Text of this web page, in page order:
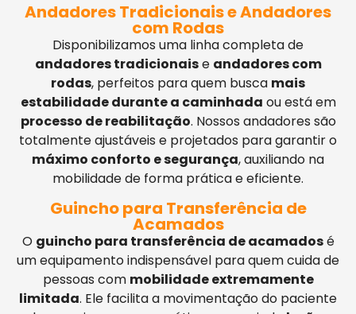
Andadores Tradicionais e Andadores
com Rodas
Disponibilizamos uma linha completa de
andadores tradicionaise andadores com
rodas, perfeitos para quem busca mais
estabilidade durante a caminhada ou está em
processo de reabilitação. Nossos andadores são
totalmente ajustáveis e projetados para garantir o
máximo conforto e segurança, auxiliando na
mobilidade de forma prática e eficiente.
Guincho para Transferência de
Acamados
O guincho para transferência de acamadosé
um equipamento indispensável para quem cuida de
pessoas com mobilidade extremamente
limitada. Ele facilita a movimentação do paciente